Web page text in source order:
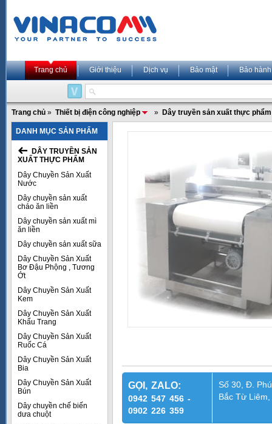
Trang chủ Giới thiệu Dịch vụ Bảo mật Bảo hành
Trang chủ » Thiết bị điện công nghiệp » Dây truyền sản xuất thực phẩm
DANH MỤC SẢN PHẨM
DÂY TRUYỀN SẢN
XUẤT THỰC PHẨM
Dây Chuyền Sản Xuất
Nước
Dây chuyền sản xuất
cháo ăn liền
Dây chuyền sản xuất mì
ăn liền
Dây chuyền sản xuất sữa
Dây Chuyền Sản Xuất
Bơ Đậu Phộng , Tương
Ớt
Dây Chuyền Sản Xuất
Kem
Dây Chuyền Sản Xuất
Khẩu Trang
Dây Chuyền Sản Xuất
Ruốc Cá
Dây Chuyền Sản Xuất
Bia
Dây Chuyền Sản Xuất
Bún
Dây chuyền chế biến
dưa chuột
GỌI, ZALO:
0942 547 456 -
0902 226 359
Số 30, Đ.
Bắc Từ